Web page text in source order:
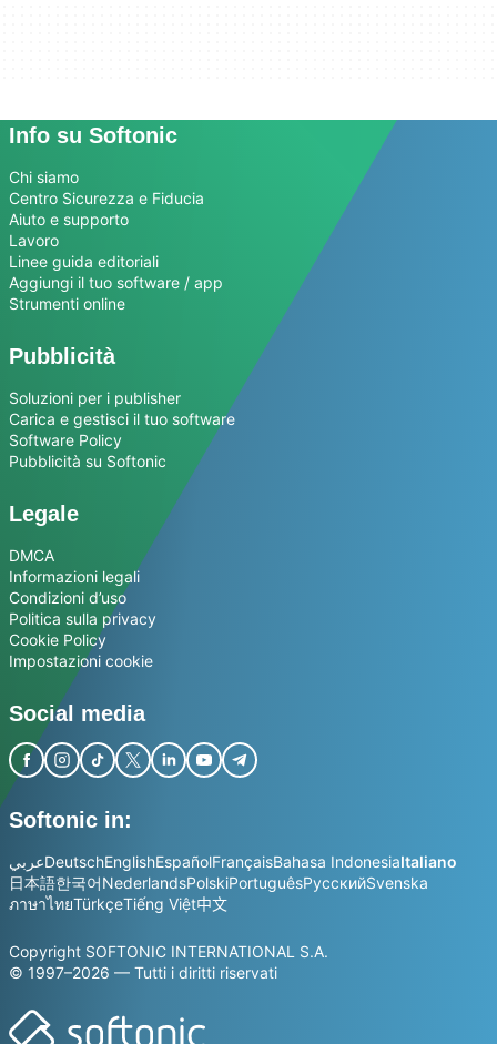
Info su Softonic
Chi siamo
Centro Sicurezza e Fiducia
Aiuto e supporto
Lavoro
Linee guida editoriali
Aggiungi il tuo software / app
Strumenti online
Pubblicità
Soluzioni per i publisher
Carica e gestisci il tuo software
Software Policy
Pubblicità su Softonic
Legale
DMCA
Informazioni legali
Condizioni d’uso
Politica sulla privacy
Cookie Policy
Impostazioni cookie
Social media
Softonic in:
عربيDeutschEnglishEspañolFrançaisBahasa IndonesiaItaliano
日本語한국어NederlandsPolskiPortuguêsРусскийSvenska
ภาษาไทยTürkçeTiếng Việt中文
Copyright SOFTONIC INTERNATIONAL S.A.
© 1997–2026 — Tutti i diritti riservati